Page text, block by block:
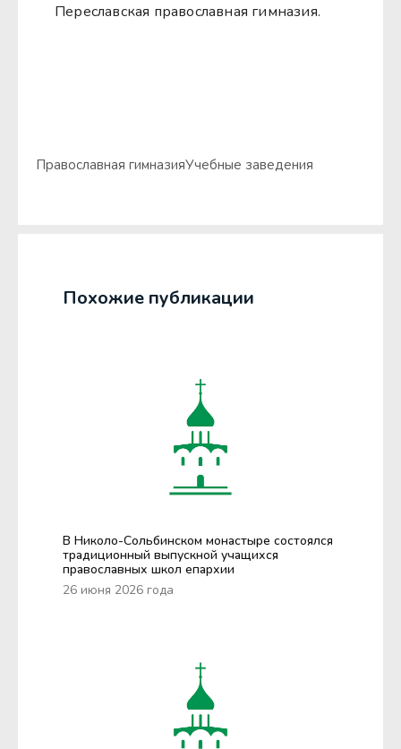
Переславская православная гимназия.
Православная гимназияУчебные заведения
Похожие публикации
В Николо-Сольбинском монастыре состоялся
традиционный выпускной учащихся
православных школ епархии
26 июня 2026 года